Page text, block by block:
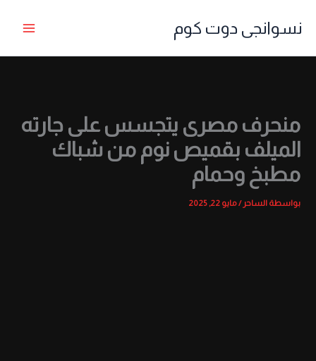
نسوانجى دوت كوم
منحرف مصرى يتجسس على جارته
الميلف بقميص نوم من شباك
مطبخ وحمام
بواسطة الساحر/مايو 22, 2025